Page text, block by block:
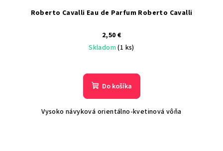
Roberto Cavalli Eau de Parfum Roberto Cavalli
2,50 €
Skladom(1 ks)
Do košíka
Vysoko návyková orientálno-kvetinová vôňa